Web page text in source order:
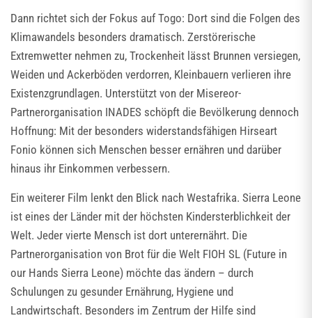
Dann richtet sich der Fokus auf Togo: Dort sind die Folgen des
Klimawandels besonders dramatisch. Zerstörerische
Extremwetter nehmen zu, Trockenheit lässt Brunnen versiegen,
Weiden und Ackerböden verdorren, Kleinbauern verlieren ihre
Existenzgrundlagen. Unterstützt von der Misereor-
Partnerorganisation INADES schöpft die Bevölkerung dennoch
Hoffnung: Mit der besonders widerstandsfähigen Hirseart
Fonio können sich Menschen besser ernähren und darüber
hinaus ihr Einkommen verbessern.
Ein weiterer Film lenkt den Blick nach Westafrika. Sierra Leone
ist eines der Länder mit der höchsten Kindersterblichkeit der
Welt. Jeder vierte Mensch ist dort unterernährt. Die
Partnerorganisation von Brot für die Welt FIOH SL (Future in
our Hands Sierra Leone) möchte das ändern – durch
Schulungen zu gesunder Ernährung, Hygiene und
Landwirtschaft. Besonders im Zentrum der Hilfe sind